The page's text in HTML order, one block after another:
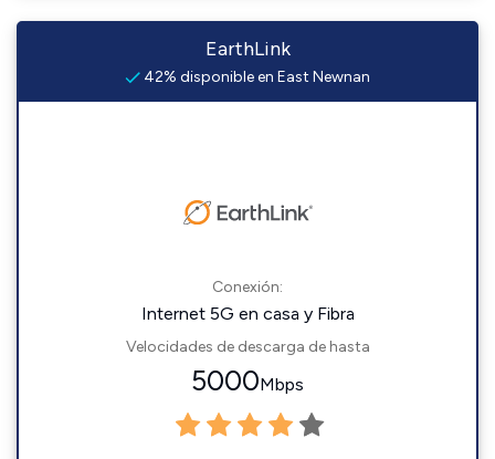
EarthLink
42% disponible en East Newnan
Conexión:
Internet 5G en casa y Fibra
Velocidades de descarga de hasta
5000Mbps